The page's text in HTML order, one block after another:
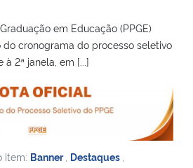
Inovações e Comunicações
em Educação (PPGE)
do cronograma do processo seletivo
2ª janela, em [...]
item: Banner Destaques